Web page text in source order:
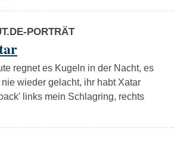
PORTRÄT
regnet es Kugeln in der Nacht, es
wieder gelacht, ihr habt Xatar
links mein Schlagring, rechts